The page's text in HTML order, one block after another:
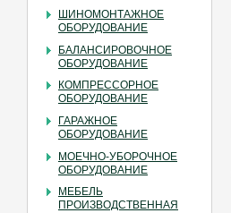
ШИНОМОНТАЖНОЕ
ОБОРУДОВАНИЕ
БАЛАНСИРОВОЧНОЕ
ОБОРУДОВАНИЕ
КОМПРЕССОРНОЕ
ОБОРУДОВАНИЕ
ГАРАЖНОЕ
ОБОРУДОВАНИЕ
МОЕЧНО-УБОРОЧНОЕ
ОБОРУДОВАНИЕ
МЕБЕЛЬ
ПРОИЗВОДСТВЕННАЯ